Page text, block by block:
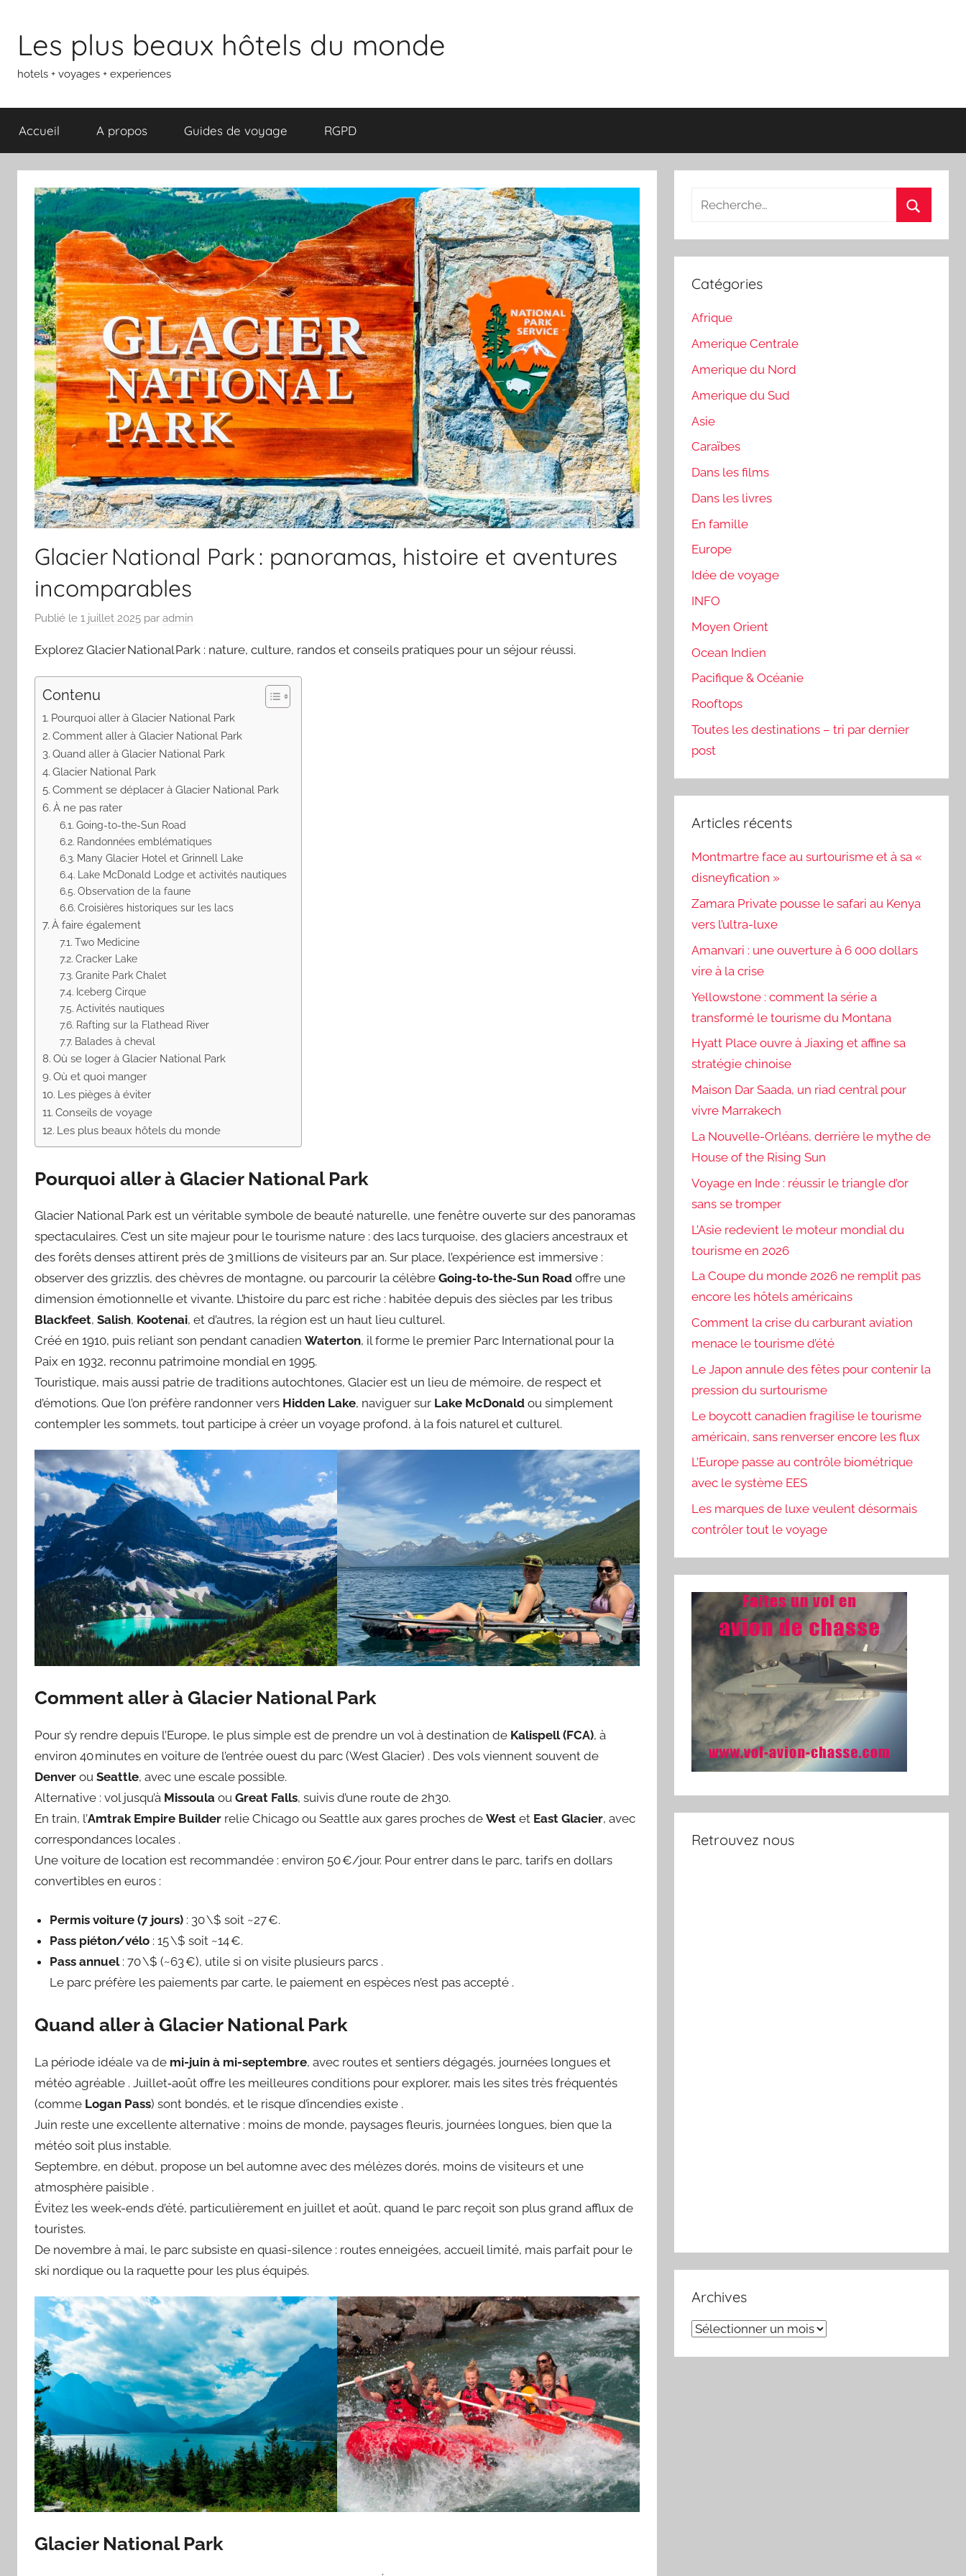
contenu
Les plus beaux hôtels du monde
hotels + voyages + experiences
Accueil A propos Guides de voyage RGPD
Glacier National Park : panoramas, histoire et aventures
incomparables
Publié le 1 juillet 2025 par admin
Explorez Glacier National Park : nature, culture, randos et conseils pratiques pour un séjour réussi.
Contenu
Pourquoi aller à Glacier National Park
Comment aller à Glacier National Park
Quand aller à Glacier National Park
Glacier National Park
Comment se déplacer à Glacier National Park
À ne pas rater
Going-to-the-Sun Road
Randonnées emblématiques
Many Glacier Hotel et Grinnell Lake
Lake McDonald Lodge et activités nautiques
Observation de la faune
Croisières historiques sur les lacs
À faire également
Two Medicine
Cracker Lake
Granite Park Chalet
Iceberg Cirque
Activités nautiques
Rafting sur la Flathead River
Balades à cheval
Où se loger à Glacier National Park
Où et quoi manger
Les pièges à éviter
Conseils de voyage
Les plus beaux hôtels du monde
Pourquoi aller à Glacier National Park
Glacier National Park est un véritable symbole de beauté naturelle, une fenêtre ouverte sur des panoramas
spectaculaires. C’est un site majeur pour le tourisme nature : des lacs turquoise, des glaciers ancestraux et
des forêts denses attirent près de 3 millions de visiteurs par an. Sur place, l’expérience est immersive :
observer des grizzlis, des chèvres de montagne, ou parcourir la célèbre Going‑to‑the‑Sun Road offre une
dimension émotionnelle et vivante. L’histoire du parc est riche : habitée depuis des siècles par les tribus
Blackfeet, Salish, Kootenai, et d’autres, la région est un haut lieu culturel.
Créé en 1910, puis reliant son pendant canadien Waterton, il forme le premier Parc International pour la
Paix en 1932, reconnu patrimoine mondial en 1995.
Touristique, mais aussi patrie de traditions autochtones, Glacier est un lieu de mémoire, de respect et
d’émotions. Que l’on préfère randonner vers Hidden Lake, naviguer sur Lake McDonald ou simplement
contempler les sommets, tout participe à créer un voyage profond, à la fois naturel et culturel.
Comment aller à Glacier National Park
Pour s’y rendre depuis l’Europe, le plus simple est de prendre un vol à destination de Kalispell (FCA), à
environ 40 minutes en voiture de l’entrée ouest du parc (West Glacier) . Des vols viennent souvent de
Denver ou Seattle, avec une escale possible.
Alternative : vol jusqu’à Missoula ou Great Falls, suivis d’une route de 2h30.
En train, l’Amtrak Empire Builder relie Chicago ou Seattle aux gares proches de West et East Glacier, avec
correspondances locales .
Une voiture de location est recommandée : environ 50 €/jour. Pour entrer dans le parc, tarifs en dollars
convertibles en euros :
Permis voiture (7 jours) : 30 \$ soit ~27 €.
Pass piéton/vélo : 15 \$ soit ~14 €.
Pass annuel: 70 \$ (~63 €), utile si on visite plusieurs parcs .
Le parc préfère les paiements par carte, le paiement en espèces n’est pas accepté .
Quand aller à Glacier National Park
La période idéale va de mi-juin à mi-septembre, avec routes et sentiers dégagés, journées longues et
météo agréable . Juillet‑août offre les meilleures conditions pour explorer, mais les sites très fréquentés
(comme Logan Pass) sont bondés, et le risque d’incendies existe .
Juin reste une excellente alternative : moins de monde, paysages fleuris, journées longues, bien que la
météo soit plus instable.
Septembre, en début, propose un bel automne avec des mélèzes dorés, moins de visiteurs et une
atmosphère paisible .
Évitez les week-ends d’été, particulièrement en juillet et août, quand le parc reçoit son plus grand afflux de
touristes.
De novembre à mai, le parc subsiste en quasi-silence : routes enneigées, accueil limité, mais parfait pour le
ski nordique ou la raquette pour les plus équipés.
Glacier National Park
Recherche
:
Catégories
Afrique
Amerique Centrale
Amerique du Nord
Amerique du Sud
Asie
Caraïbes
Dans les films
Dans les livres
En famille
Europe
Idée de voyage
INFO
Moyen Orient
Ocean Indien
Pacifique & Océanie
Rooftops
Toutes les destinations – tri par dernier
post
Articles récents
Montmartre face au surtourisme et à sa «
disneyfication »
Zamara Private pousse le safari au Kenya
vers l’ultra-luxe
Amanvari : une ouverture à 6 000 dollars
vire à la crise
Yellowstone : comment la série a
transformé le tourisme du Montana
Hyatt Place ouvre à Jiaxing et affine sa
stratégie chinoise
Maison Dar Saada, un riad central pour
vivre Marrakech
La Nouvelle-Orléans, derrière le mythe de
House of the Rising Sun
Voyage en Inde : réussir le triangle d’or
sans se tromper
L’Asie redevient le moteur mondial du
tourisme en 2026
La Coupe du monde 2026 ne remplit pas
encore les hôtels américains
Comment la crise du carburant aviation
menace le tourisme d’été
Le Japon annule des fêtes pour contenir la
pression du surtourisme
Le boycott canadien fragilise le tourisme
américain, sans renverser encore les flux
L’Europe passe au contrôle biométrique
avec le système EES
Les marques de luxe veulent désormais
contrôler tout le voyage
Retrouvez nous
Archives
Archives